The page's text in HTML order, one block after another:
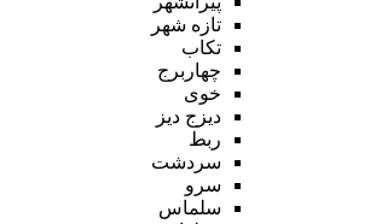
تازه شهر
تکاب
چهاربرج
خوی
دیزج دیز
ربط
سردشت
سرو
سلماس